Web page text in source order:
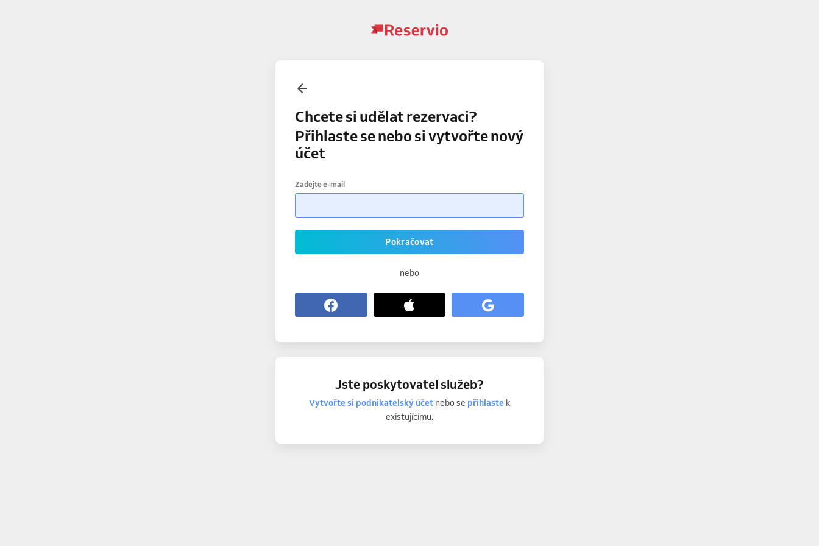
Chcete si udělat rezervaci?
Přihlaste se nebo si vytvořte nový
účet
Zadejte e-mail
Pokračovat
nebo
Jste poskytovatel služeb?
Vytvořte si podnikatelský účetnebo se přihlastek
existujícímu.